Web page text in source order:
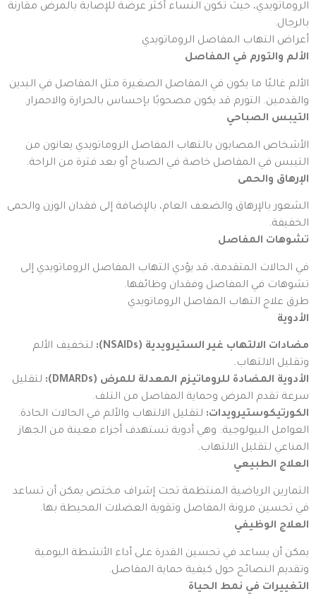
الروماتويدي، حيث تكون النساء أكثر عرضة للإصابة بالمرض مقارنة
بالرجال.
أعراض التهاب المفاصل الروماتويدي
الألم والتورم في المفاصل
الألم غالبًا ما يكون في المفاصل الصغيرة مثل المفاصل في اليدين
والقدمين. التورم قد يكون مصحوبًا بإحساس بالحرارة والاحمرار.
التيبس الصباحي
الأشخاص المصابون بالتهاب المفاصل الروماتويدي يعانون من
التيبس في المفاصل خاصة في الصباح أو بعد فترة من الراحة.
الإرهاق والحمى
الشعور بالإرهاق والضعف العام، بالإضافة إلى فقدان الوزن والحمى
الخفيفة.
تشوهات المفاصل
في الحالات المتقدمة، قد يؤدي التهاب المفاصل الروماتويدي إلى
تشوهات في المفاصل وفقدان وظائفها.
طرق علاج التهاب المفاصل الروماتويدي
الأدوية
مضادات الالتهاب غير الستيرويدية (NSAIDs):
لتخفيف الألم
وتقليل الالتهاب.
الأدوية المضادة للروماتيزم المعدلة للمرض (DMARDs):
لتقليل
سرعة تقدم المرض وحماية المفاصل من التلف.
الكورتيكوستيرويدات: لتقليل الالتهاب والألم في الحالات الحادة.
العوامل البيولوجية: وهي أدوية تستهدف أجزاء معينة من الجهاز
المناعي لتقليل الالتهاب.
العلاج الطبيعي
التمارين الرياضية المنتظمة تحت إشراف مختص يمكن أن تساعد
في تحسين مرونة المفاصل وتقوية العضلات المحيطة بها.
العلاج الوظيفي
يمكن أن يساعد في تحسين القدرة على أداء الأنشطة اليومية
وتقديم النصائح حول كيفية حماية المفاصل.
التغييرات في نمط الحياة